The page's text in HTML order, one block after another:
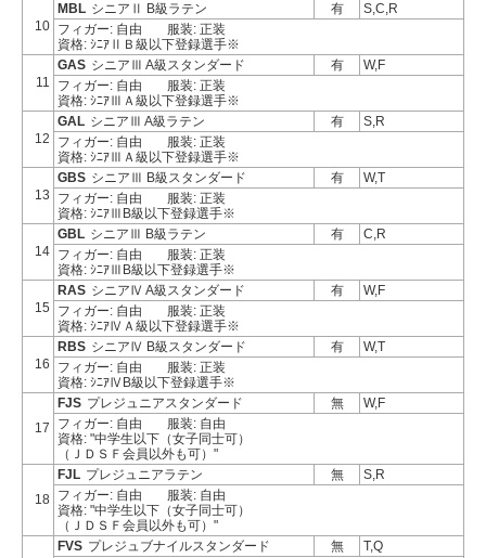
10
MBL シニアⅡ B級ラテン 有
S,C,R
フィガー: 自由
服装: 正装
資格: ｼﾆｱⅡＢ級以下登録選手※
11
GAS シニアⅢ A級スタンダード 有
W,F
フィガー: 自由
服装: 正装
資格: ｼﾆｱⅢＡ級以下登録選手※
12
GAL シニアⅢ A級ラテン 有
S,R
フィガー: 自由
服装: 正装
資格: ｼﾆｱⅢＡ級以下登録選手※
13
GBS シニアⅢ B級スタンダード 有
W,T
フィガー: 自由
服装: 正装
資格: ｼﾆｱⅢB級以下登録選手※
14
GBL シニアⅢ B級ラテン 有
C,R
フィガー: 自由
服装: 正装
資格: ｼﾆｱⅢB級以下登録選手※
15
RAS シニアⅣ A級スタンダード 有
W,F
フィガー: 自由
服装: 正装
資格: ｼﾆｱⅣＡ級以下登録選手※
16
RBS シニアⅣ B級スタンダード 有
W,T
フィガー: 自由
服装: 正装
資格: ｼﾆｱⅣB級以下登録選手※
17
FJS プレジュニアスタンダード 無
W,F
フィガー: 自由
服装: 自由
資格: "中学生以下（女子同士可）
（ＪＤＳＦ会員以外も可）"
18
FJL プレジュニアラテン 無
S,R
フィガー: 自由
服装: 自由
資格: "中学生以下（女子同士可）
（ＪＤＳＦ会員以外も可）"
FVS プレジュブナイルスタンダード 無
T,Q